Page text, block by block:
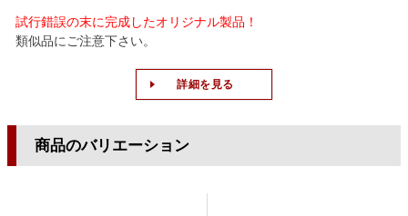
試行錯誤の末に完成したオリジナル製品！
類似品にご注意下さい。
詳細を見る
商品のバリエーション